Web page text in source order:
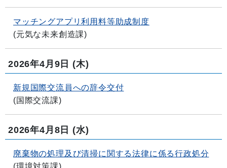
マッチングアプリ利用料等助成制度
(元気な未来創造課)
2026年4月9日 (木)
新規国際交流員への辞令交付
(国際交流課)
2026年4月8日 (水)
廃棄物の処理及び清掃に関する法律に係る行政処分
(環境対策課)